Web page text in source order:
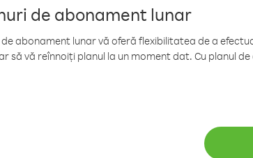
de abonament lunar
de abonament lunar vă oferă flexibilitatea de a
să vă reînnoiți planul la un moment dat. Cu planul